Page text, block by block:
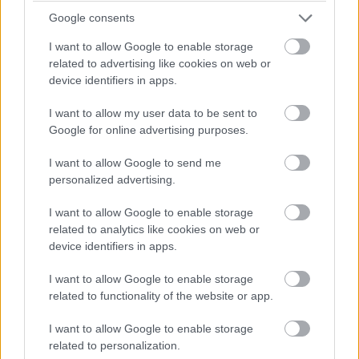
Google consents
I want to allow Google to enable storage
related to advertising like cookies on web or
device identifiers in apps.
I want to allow my user data to be sent to
Google for online advertising purposes.
I want to allow Google to send me
personalized advertising.
I want to allow Google to enable storage
related to analytics like cookies on web or
device identifiers in apps.
I want to allow Google to enable storage
related to functionality of the website or app.
I want to allow Google to enable storage
related to personalization.
Balatonalmádiban.
#cpu #processzor #hedt #pc
AMD videokártyával is
használhatóak lesznek a
jövőbeli G-Sync-képes
monitorok